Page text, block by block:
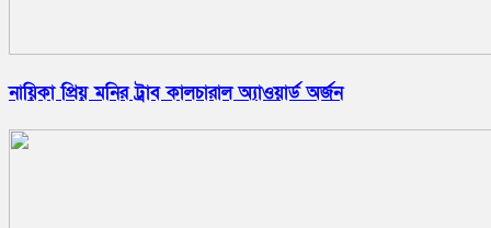
নায়িকা প্রিয় মনির ট্রাব কালচারাল অ্যাওয়ার্ড অর্জন